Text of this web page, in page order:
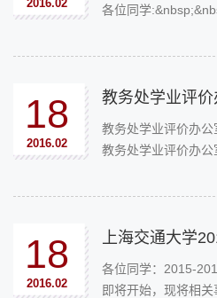
2016.02
各位同学
18
2016.02
教务处学业评
教务处学业评价办公
教务处学业评价办公
18
2016.02
各位同学：2015-
即将开始，现将相关